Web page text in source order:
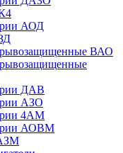
АОД
ВАО
ДАВ
АЗО
4АМ
АОВМ